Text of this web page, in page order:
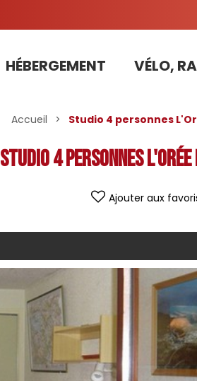
HÉBERGEMENT VÉLO,
Accueil > Studio 4 personnes
Studio 4 personnes L'Orée
Ajouter aux